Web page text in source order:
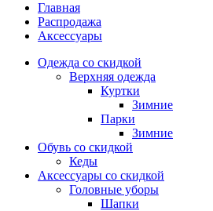
Главная
Распродажа
Аксессуары
Одежда со скидкой
Верхняя одежда
Куртки
Зимние
Парки
Зимние
Обувь со скидкой
Кеды
Аксессуары со скидкой
Головные уборы
Шапки